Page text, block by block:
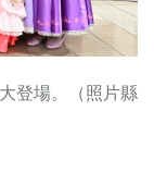
登場。（照片縣